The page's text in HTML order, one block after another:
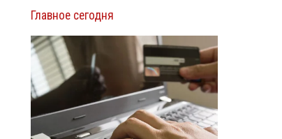
Главное сегодня